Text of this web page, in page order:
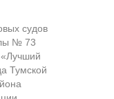
судов
№ 73
Тумской